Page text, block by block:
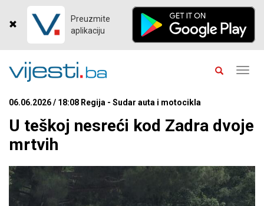
Preuzmite
aplikaciju
06.06.2026 / 18:08 Regija - Sudar auta i motocikla
U teškoj nesreći kod Zadra dvoje
mrtvih